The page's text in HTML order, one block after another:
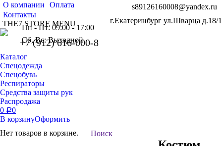
О компании
Оплата
Контакты
THE7 STORE MENU
s89126160008@yandex.ru
г.Екатеринбург ул.Шварца д.18/1
Пн - Пт: 09:00 - 17:00
Сб, Вс: Выходной
+7 (912) 616-000-8
Каталог
Спецодежда
Спецобувь
Респираторы
Средства защиты рук
Распродажа
0 Р0
В корзинуОформить
Нет товаров в корзине.
Поиск:
Поиск